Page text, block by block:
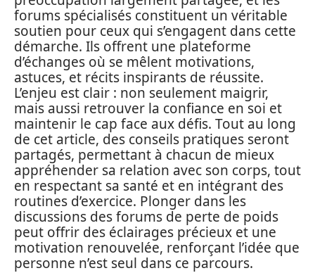
forums spécialisés constituent un véritable
soutien pour ceux qui s’engagent dans cette
démarche. Ils offrent une plateforme
d’échanges où se mêlent motivations,
astuces, et récits inspirants de réussite.
L’enjeu est clair : non seulement maigrir,
mais aussi retrouver la confiance en soi et
maintenir le cap face aux défis. Tout au long
de cet article, des conseils pratiques seront
partagés, permettant à chacun de mieux
appréhender sa relation avec son corps, tout
en respectant sa santé et en intégrant des
routines d’exercice. Plonger dans les
discussions des forums de perte de poids
peut offrir des éclairages précieux et une
motivation renouvelée, renforçant l’idée que
personne n’est seul dans ce parcours.